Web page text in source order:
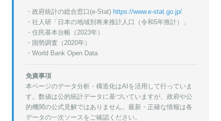
・政府統計の総合窓口(e-Stat) https://www.e-stat.go.jp/
・ 社人研「日本の地域別将来推計人口（令和5年推計）」
・ 住民基本台帳（2023年）
・ 国勢調査（2020年）
・World Bank Open Data
免責事項
本ページのデータ分析・構造化はAIを活用して行っていま
す。数値は公的統計データに基づいていますが、政府や公
的機関の公式見解ではありません。最新・正確な情報は各
データの一次ソースをご確認ください。